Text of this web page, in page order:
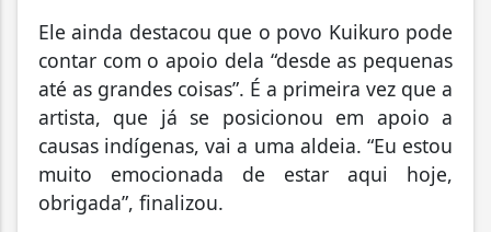
Ele ainda destacou que o povo Kuikuro pode
contar com o apoio dela “desde as pequenas
até as grandes coisas”. É a primeira vez que a
artista, que já se posicionou em apoio a
causas indígenas, vai a uma aldeia. “Eu estou
muito emocionada de estar aqui hoje,
obrigada”, finalizou.